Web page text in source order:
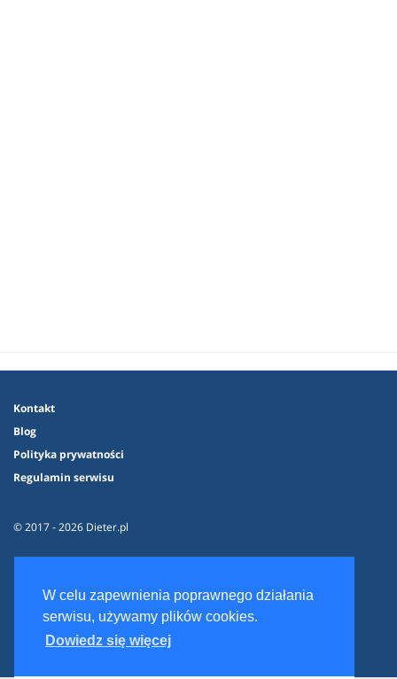
W celu zapewnienia poprawnego działania
serwisu, używamy plików cookies.
Dowiedz się więcej
Kontakt
Blog
Polityka prywatności
Regulamin serwisu
© 2017 - 2026 Dieter.pl